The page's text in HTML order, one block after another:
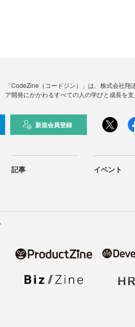
「CodeZine（コードジン）」は、株式会社
ア開発にかかわるすべての人の学びと成長を
新規会員登録
記事 イベント